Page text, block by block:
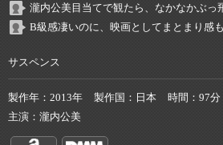
瀧内公美目当てで観たら、なかなかぶっ
B級感凄いのに、映画としてまとまり感
サスペンス
製作年 2013年 製作国 日本 時間 97分
主演
瀧内公美